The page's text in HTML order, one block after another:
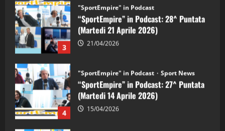
3
"SportEmpire" in Podcast
“SportEmpire” in Podcast: 28^ Puntata
(Martedi 21 Aprile 2026)
21/04/2026
4
"SportEmpire" in Podcast Sport News
“SportEmpire” in Podcast: 27^ Puntata
(Martedi 14 Aprile 2026)
15/04/2026